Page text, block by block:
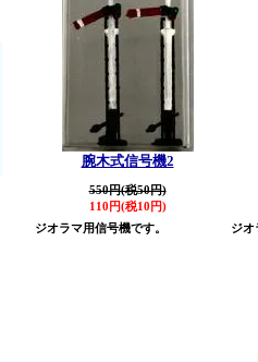
腕木式信号機2
550円(税50円)
110円(税10円)
ジオラマ用信号機です。
ジオ